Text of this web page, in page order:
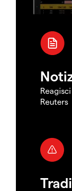
Reuters